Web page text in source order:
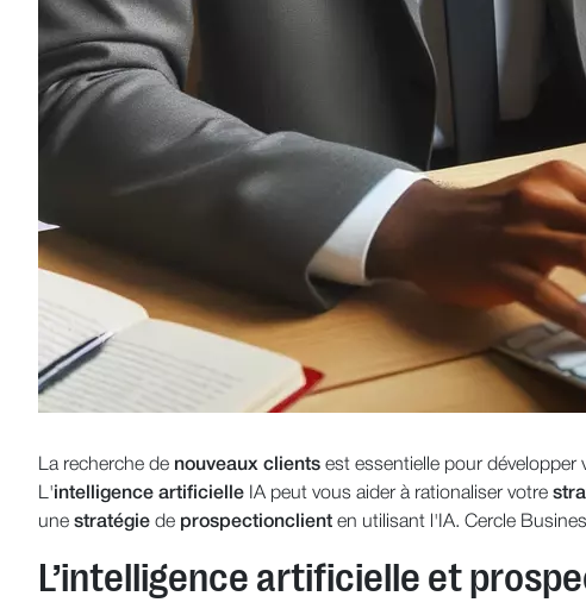
La recherche de nouveaux clients est essentielle pour développer
L'intelligence artificielle IA peut vous aider à rationaliser votre
une stratégie de prospectionclient en utilisant l'IA. Cercle
L’intelligence artificielle et